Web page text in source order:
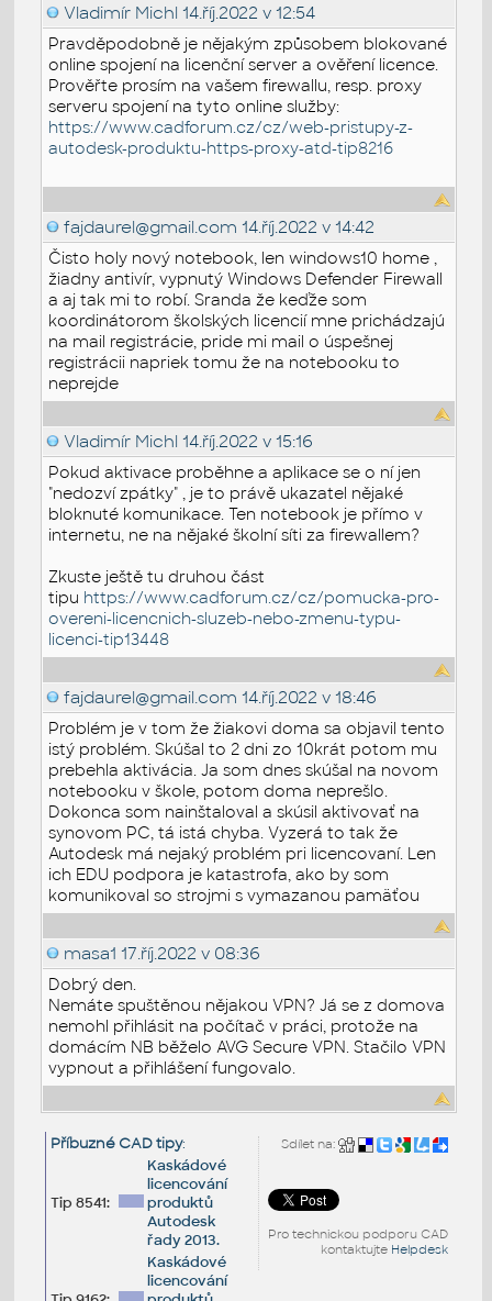
Vladimír Michl 14.říj.2022 v 12:54
Pravděpodobně je nějakým způsobem blokované
online spojení na licenční server a ověření licence.
Prověřte prosím na vašem firewallu, resp. proxy
serveru spojení na tyto online služby:
https://www.cadforum.cz/cz/web-pristupy-z-
autodesk-produktu-https-proxy-atd-tip8216
fajdaurel@gmail.com 14.říj.2022 v 14:42
Čisto holy nový notebook, len windows10 home ,
žiadny antivír, vypnutý Windows Defender Firewall
a aj tak mi to robí. Sranda že keďže som
koordinátorom školských licencií mne prichádzajú
na mail registrácie, pride mi mail o úspešnej
registrácii napriek tomu že na notebooku to
neprejde
Vladimír Michl 14.říj.2022 v 15:16
Pokud aktivace proběhne a aplikace se o ní jen
"nedozví zpátky" , je to právě ukazatel nějaké
bloknuté komunikace. Ten notebook je přímo v
internetu, ne na nějaké školní síti za firewallem?
Zkuste ještě tu druhou část
tipu https://www.cadforum.cz/cz/pomucka-pro-
overeni-licencnich-sluzeb-nebo-zmenu-typu-
licenci-tip13448
fajdaurel@gmail.com 14.říj.2022 v 18:46
Problém je v tom že žiakovi doma sa objavil tento
istý problém. Skúšal to 2 dni zo 10krát potom mu
prebehla aktivácia. Ja som dnes skúšal na novom
notebooku v škole, potom doma neprešlo.
Dokonca som nainštaloval a skúsil aktivovať na
synovom PC, tá istá chyba. Vyzerá to tak že
Autodesk má nejaký problém pri licencovaní. Len
ich EDU podpora je katastrofa, ako by som
komunikoval so strojmi s vymazanou pamäťou
masa1 17.říj.2022 v 08:36
Dobrý den.
Nemáte spuštěnou nějakou VPN? Já se z domova
nemohl přihlásit na počítač v práci, protože na
domácím NB běželo AVG Secure VPN. Stačilo VPN
vypnout a přihlášení fungovalo.
Sdílet na:
Pro technickou podporu CAD
kontaktujte Helpdesk
Příbuzné CAD tipy:
Tip 8541:
Kaskádové
licencování
produktů
Autodesk
řady 2013.
Kaskádové
licencování